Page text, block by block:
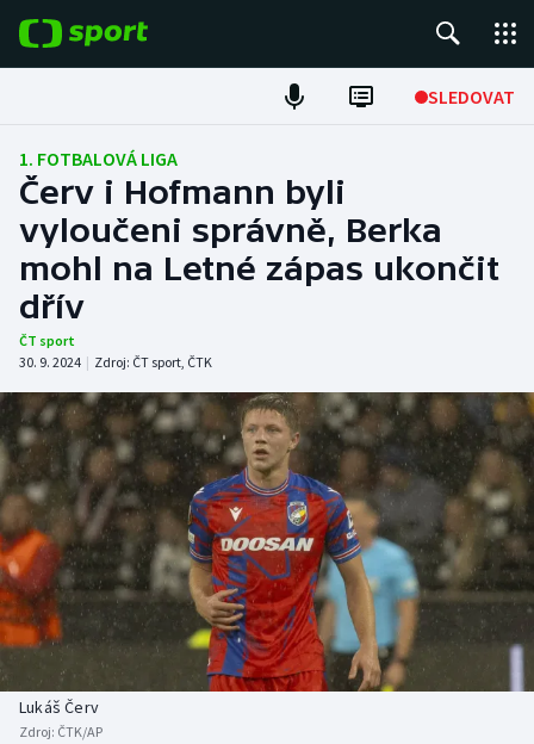
SLEDOVAT
Fotbal
Hokej
Tenis
Atletika
DALŠÍ SPORTY
Americký fotbal
Baseball a softbal
Basketbal
Biatlon
Boby a skeleton
NEPŘEHLÉDNĚTE
Soutěže
Historické návraty
Aplikace ČT sport
AZ kvíz
1. FOTBALOVÁ LIGA
Červ i Hofmann byli
vyloučeni správně, Berka
mohl na Letné zápas ukončit
dřív
ČT sport
30. 9. 2024 | Zdroj: ČT sport, ČTK
Lukáš Červ
Zdroj: ČTK/AP